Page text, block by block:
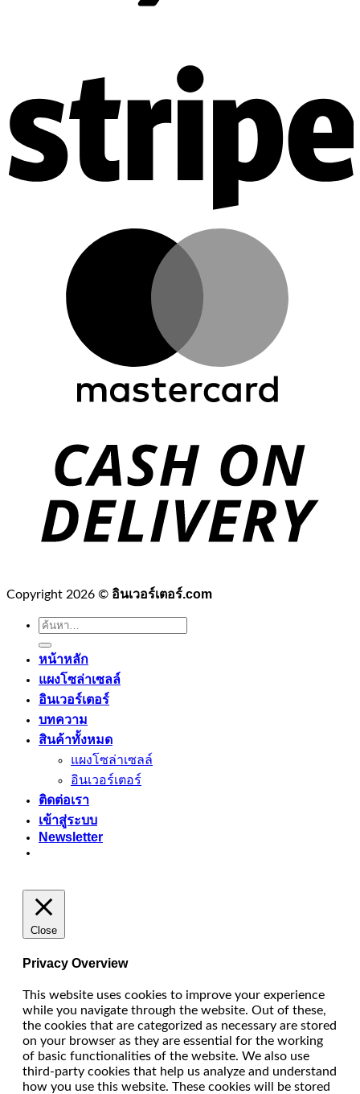
Copyright 2026 © อินเวอร์เตอร์.com
ค้นหา:
หน้าหลัก
แผงโซล่าเซลล์
อินเวอร์เตอร์
บทความ
สินค้าทั้งหมด
แผงโซล่าเซลล์
อินเวอร์เตอร์
ติดต่อเรา
เข้าสู่ระบบ
Newsletter
Close
Privacy Overview
This website uses cookies to improve your experience
while you navigate through the website. Out of these,
the cookies that are categorized as necessary are stored
on your browser as they are essential for the working
of basic functionalities of the website. We also use
third-party cookies that help us analyze and understand
how you use this website. These cookies will be stored